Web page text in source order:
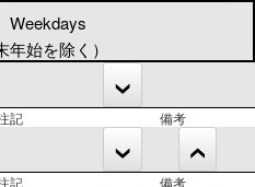
Weekdays
年始を除く）
記 備考
記 備考